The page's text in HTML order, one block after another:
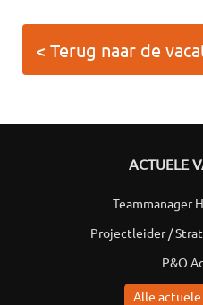
< Terug naar de
ACTUELE
Teammanager
Projectleider /
P&O
Alle actuele